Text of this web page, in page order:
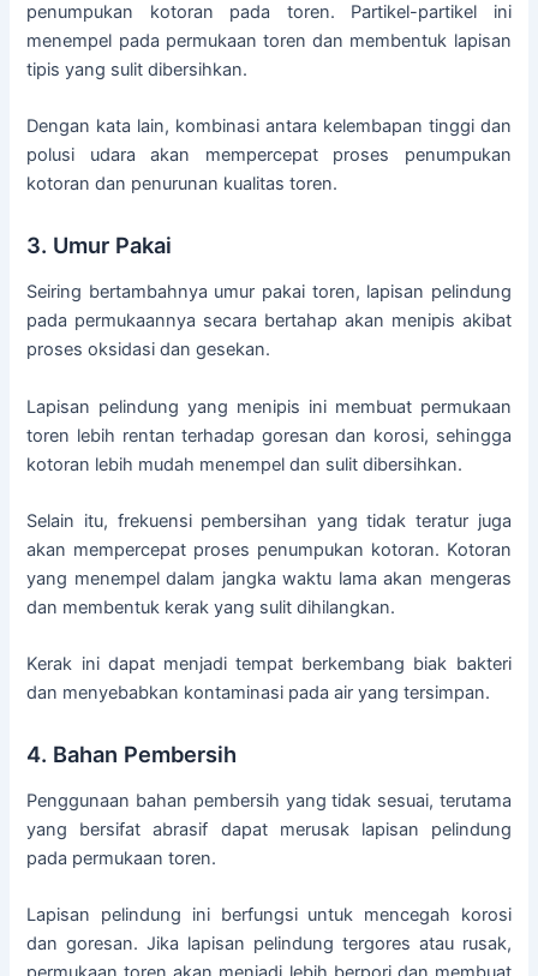
penumpukan kotoran pada toren. Partikel-partikel ini
menempel pada permukaan toren dan membentuk lapisan
tipis yang sulit dibersihkan.
Dengan kata lain, kombinasi antara kelembapan tinggi dan
polusi udara akan mempercepat proses penumpukan
kotoran dan penurunan kualitas toren.
3. Umur Pakai
Seiring bertambahnya umur pakai toren, lapisan pelindung
pada permukaannya secara bertahap akan menipis akibat
proses oksidasi dan gesekan.
Lapisan pelindung yang menipis ini membuat permukaan
toren lebih rentan terhadap goresan dan korosi, sehingga
kotoran lebih mudah menempel dan sulit dibersihkan.
Selain itu, frekuensi pembersihan yang tidak teratur juga
akan mempercepat proses penumpukan kotoran. Kotoran
yang menempel dalam jangka waktu lama akan mengeras
dan membentuk kerak yang sulit dihilangkan.
Kerak ini dapat menjadi tempat berkembang biak bakteri
dan menyebabkan kontaminasi pada air yang tersimpan.
4. Bahan Pembersih
Penggunaan bahan pembersih yang tidak sesuai, terutama
yang bersifat abrasif dapat merusak lapisan pelindung
pada permukaan toren.
Lapisan pelindung ini berfungsi untuk mencegah korosi
dan goresan. Jika lapisan pelindung tergores atau rusak,